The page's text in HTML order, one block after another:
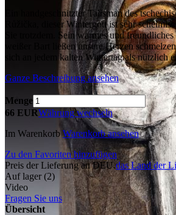
Ein handgeschnitzter Talisman des
Růžička, dieser Wintergott ist sehr
Sie trotzdem. Sein warmes und
weißer Bart ließen unsere Herzen
sich an jedem kalten Wintertag als nützlich
Ganze Beschreibung ansehen
Menge
66 EURWährung wechseln
Im WarenkorbWarenkorb ansehen
Zu den Favoriten hinzufügen
Preis der Lieferung an DEU.das Land der
Auf lager (2)
Video
Fragen Sie uns
Übersicht